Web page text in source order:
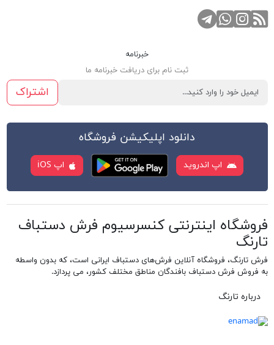
RSSصفحه اینستاگرام
تماس با واتس اپ
کانال تلگرام
خبرنامه
ثبت نام برای دریافت خبرنامه ما
اشتراک
دانلود اپلیکیشن فروشگاه
اپ اندروید اپ iOS
فروشگاه اینترنتی کنسرسیوم فرش دستباف
تارنگ
فرش تارنگ، فروشگاه آنلاین فرش‌های دستباف ایرانی است، که بدون واسطه
به فروش فرش دستباف بافندگان مناطق مختلف کشور، می پردازد.
درباره تارنگ